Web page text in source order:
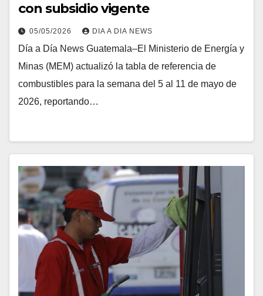
con subsidio vigente
05/05/2026 DIA A DIA NEWS
Día a Día News Guatemala–El Ministerio de Energía y
Minas (MEM) actualizó la tabla de referencia de
combustibles para la semana del 5 al 11 de mayo de
2026, reportando…